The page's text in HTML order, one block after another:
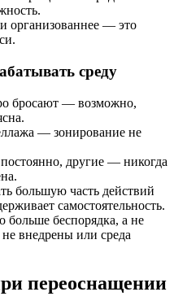
организованнее — это
среду
бросают — возможно,
— зонирование не
другие — никогда
большую часть действий
самостоятельность.
больше беспорядка, а не
внедрены или среда
переоснащении